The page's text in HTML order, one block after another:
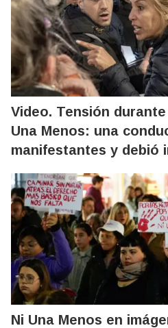
Video. Tensión
Una Menos: una
manifestantes y debió
Ni Una Menos en